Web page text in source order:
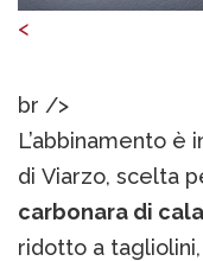
<
br />
L’abbinamento è
di Viarzo, scelta
carbonara di
ridotto a